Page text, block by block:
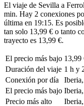
El viaje de Sevilla a
min. Hay 2 conexiones
última en 19:15. Es
tan solo 13,99 € o tanto
trayecto es 13,99 €.
El precio más bajo 13,99
Duración del viaje 1 h y
Conexión por día
El precio más bajo
Precio más alto